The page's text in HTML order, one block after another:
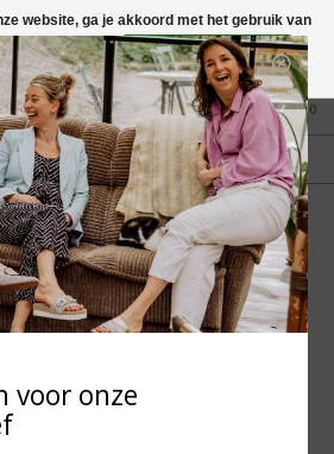
naar +31 58 250 1503
0
FYSIEKE WINKEL
in Mantgum (frl)
fdad
- Pink Clay narrow
website, ga je akkoord met het gebruik van
te verbeteren.
Dit bericht verbergen
Meer over cookies »
voor onze